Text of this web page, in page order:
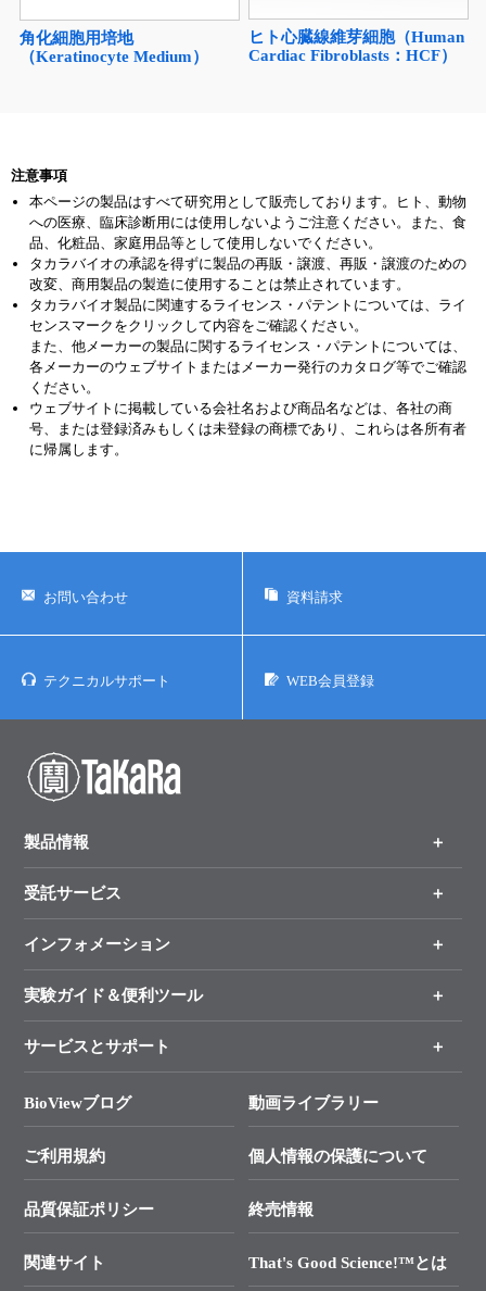
角化細胞用培地
（Keratinocyte Medium）
ヒト心臓線維芽細胞（Human
Cardiac Fibroblasts：HCF）
注意事項
本ページの製品はすべて研究用として販売しております。ヒト、動物
への医療、臨床診断用には使用しないようご注意ください。また、食
品、化粧品、家庭用品等として使用しないでください。
タカラバイオの承認を得ずに製品の再販・譲渡、再販・譲渡のための
改変、商用製品の製造に使用することは禁止されています。
タカラバイオ製品に関連するライセンス・パテントについては、ライ
センスマークをクリックして内容をご確認ください。
また、他メーカーの製品に関するライセンス・パテントについては、
各メーカーのウェブサイトまたはメーカー発行のカタログ等でご確認
ください。
ウェブサイトに掲載している会社名および商品名などは、各社の商
号、または登録済みもしくは未登録の商標であり、これらは各所有者
に帰属します。
お問い合わせ 資料請求
テクニカルサポート WEB会員登録
製品情報
製品一覧
手法から製品を探す
新製品情報
受託サービス
オンライン注文
インフォメーション
キャンペーン
タカラバイオ各種会員募集のお知らせ
終売製品のお知らせ
価格改定のご案内
技術セミナーのご案内
タカラバイオ発表文献
実験ガイド＆便利ツール
リアルタイムPCR実験のススメ
幹細胞・再生医療研究ガイド
クローニング実験ガイド
SMARTer NGSポータルサイト
プライマー設計
サービスとサポート
総合お問い合わせ
├ 実験コンシェルジュ
├ 受託サービスお問い合わせ
BioViewブログ 動画ライブラリー
ご利用規約 個人情報の保護について
品質保証ポリシー 終売情報
関連サイト That's Good Science!™とは